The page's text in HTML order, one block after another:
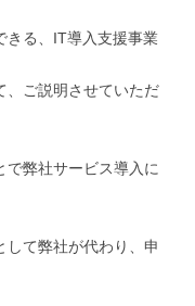
きる、IT導入支援事業
、ご説明させていただ
で弊社サービス導入に
て弊社が代わり、申